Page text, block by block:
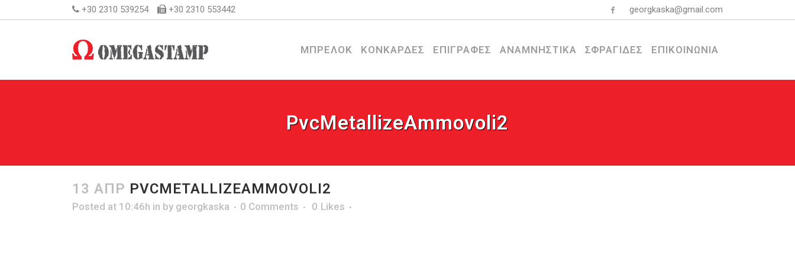
+30 2310 539254 +30 2310 553442 georgkaska@gmail.com
ΜΠΡΕΛΟΚ ΚΟΝΚΑΡΔΕΣ ΕΠΙΓΡΑΦΕΣ ΑΝΑΜΝΗΣΤΙΚΑ ΣΦΡΑΓΙΔΕΣ ΕΠΙΚΟΙΝΩΝΙΑ
PvcMetallizeAmmovoli2
13 ΑΠΡ PVCMETALLIZEAMMOVOLI2
Posted at 10:46h in by georgkaska 0 Comments 0 Likes